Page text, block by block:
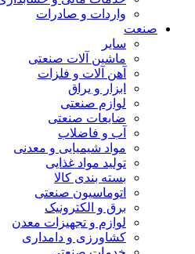
واردات و صادرات
صنعت
سایر
ماشین آلات صنعتی
آهن آلات و فلزات
ابزار و یراق
لوازم صنعتی
ضایعات صنعتی
آب و فاضلاب
مواد شیمیایی و معدنی
تولید مواد غذایی
بسته بندی کالا
اتوماسیون صنعتی
برق و الکترونیک
لوازم و تجهیزات معدن
کشاورزی و دامداری